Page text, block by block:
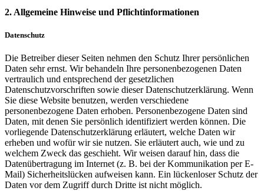
2. Allgemeine Hinweise und Pflichtinformationen
Datenschutz
Die Betreiber dieser Seiten nehmen den Schutz Ihrer persönlichen
Daten sehr ernst. Wir behandeln Ihre personenbezogenen Daten
vertraulich und entsprechend der gesetzlichen
Datenschutzvorschriften sowie dieser Datenschutzerklärung. Wenn
Sie diese Website benutzen, werden verschiedene
personenbezogene Daten erhoben. Personenbezogene Daten sind
Daten, mit denen Sie persönlich identifiziert werden können. Die
vorliegende Datenschutzerklärung erläutert, welche Daten wir
erheben und wofür wir sie nutzen. Sie erläutert auch, wie und zu
welchem Zweck das geschieht. Wir weisen darauf hin, dass die
Datenübertragung im Internet (z. B. bei der Kommunikation per E-
Mail) Sicherheitslücken aufweisen kann. Ein lückenloser Schutz der
Daten vor dem Zugriff durch Dritte ist nicht möglich.